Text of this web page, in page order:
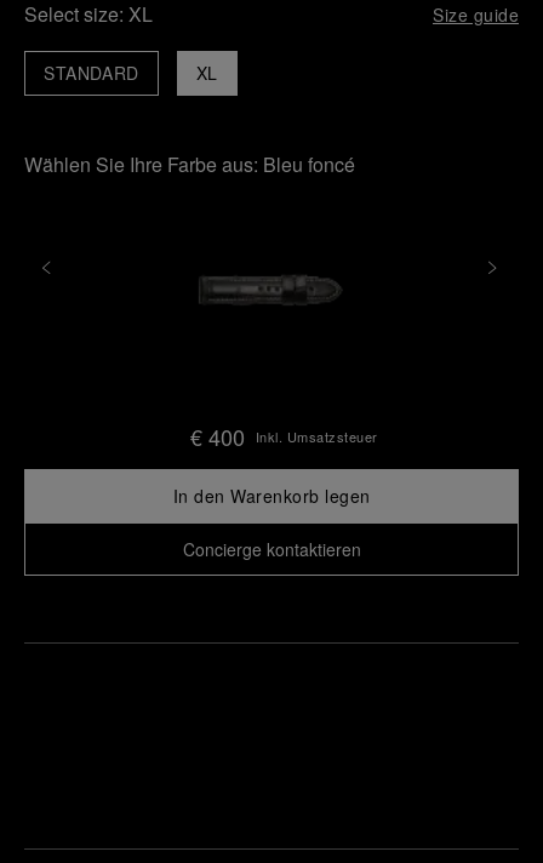
Select size: XL Size guide
XL
STANDARD
Wählen Sie Ihre Farbe aus: Bleu foncé
€ 400 Inkl. Umsatzsteuer
In den Warenkorb legen
Concierge kontaktieren